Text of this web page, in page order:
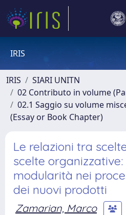
IRIS
IRIS
SIARI UNITN
02 Contributo in volume
02.1 Saggio su volume
(Essay or Book Chapter)
Le relazioni tra
scelte
modularità nei
dei nuovi prodotti
Zamarian, Marco